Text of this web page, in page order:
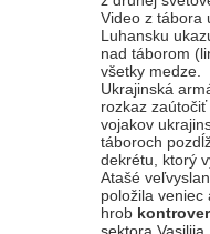
Video z tábora
Luhansku
nad táborom
všetky medze.
Ukrajinská
rozkaz
vojakov
táboroch
dekrétu, ktorý
Atašé
položila veniec
hrob